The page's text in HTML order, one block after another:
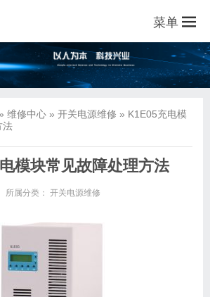
菜单
» 维修中心 » 开关电源维修 » K1E05充电模
法
模块常见故障处理方法
所属分类： 开关电源维修